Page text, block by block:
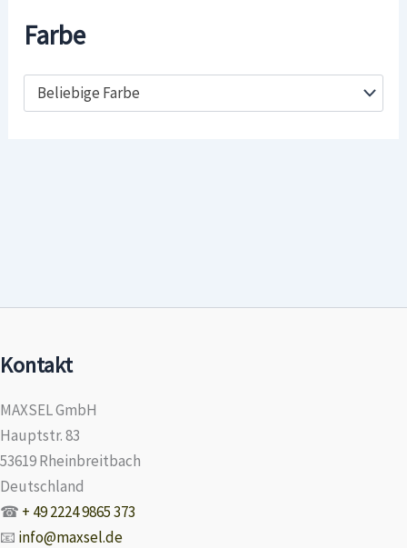
Farbe
Beliebige Farbe
Kontakt
MAXSEL GmbH
Hauptstr. 83
53619 Rheinbreitbach
Deutschland
☎ + 49 2224 9865 373
📧 info@maxsel.de